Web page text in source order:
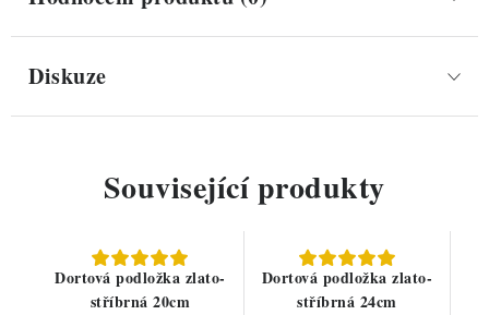
Diskuze
Související produkty
Dortová podložka zlato-
stříbrná 20cm
Dortová podložka zlato-
stříbrná 24cm